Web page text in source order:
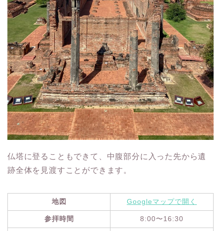
仏塔に登ることもできて、中腹部分に入った先から遺
跡全体を見渡すことができます。
地図 Googleマップで開く
参拝時間 8:00〜16:30